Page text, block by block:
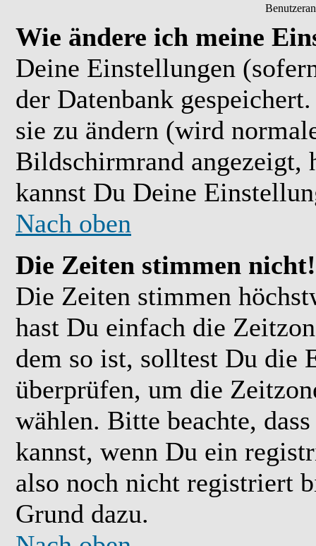
Wie ändere ich meine
Deine Einstellungen
der Datenbank
sie zu ändern (wird
Bildschirmrand angezeigt,
kannst Du Deine
Nach oben
Die Zeiten stimmen nicht!
Die Zeiten stimmen
hast Du einfach die
dem so ist, solltest Du die
überprüfen, um die
wählen. Bitte beachte,
kannst, wenn Du ein
also noch nicht registriert
Grund dazu.